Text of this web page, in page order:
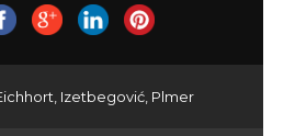
Izetbegović Plmer